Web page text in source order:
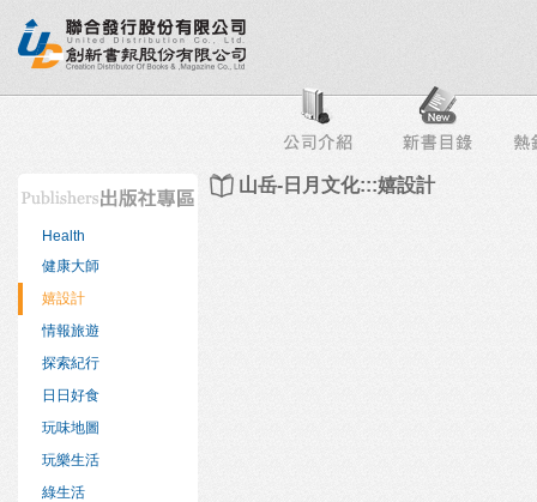
榜 出版社專區 書店專區 目錄下載 會員服務
Health
健康大師
嬉設計
情報旅遊
探索紀行
日日好食
玩味地圖
玩樂生活
綠生活
山岳-日月文化:::嬉設計